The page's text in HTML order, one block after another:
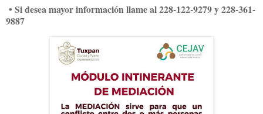
• Si desea mayor información llame al 228-122-9279 y 228-361-
9887